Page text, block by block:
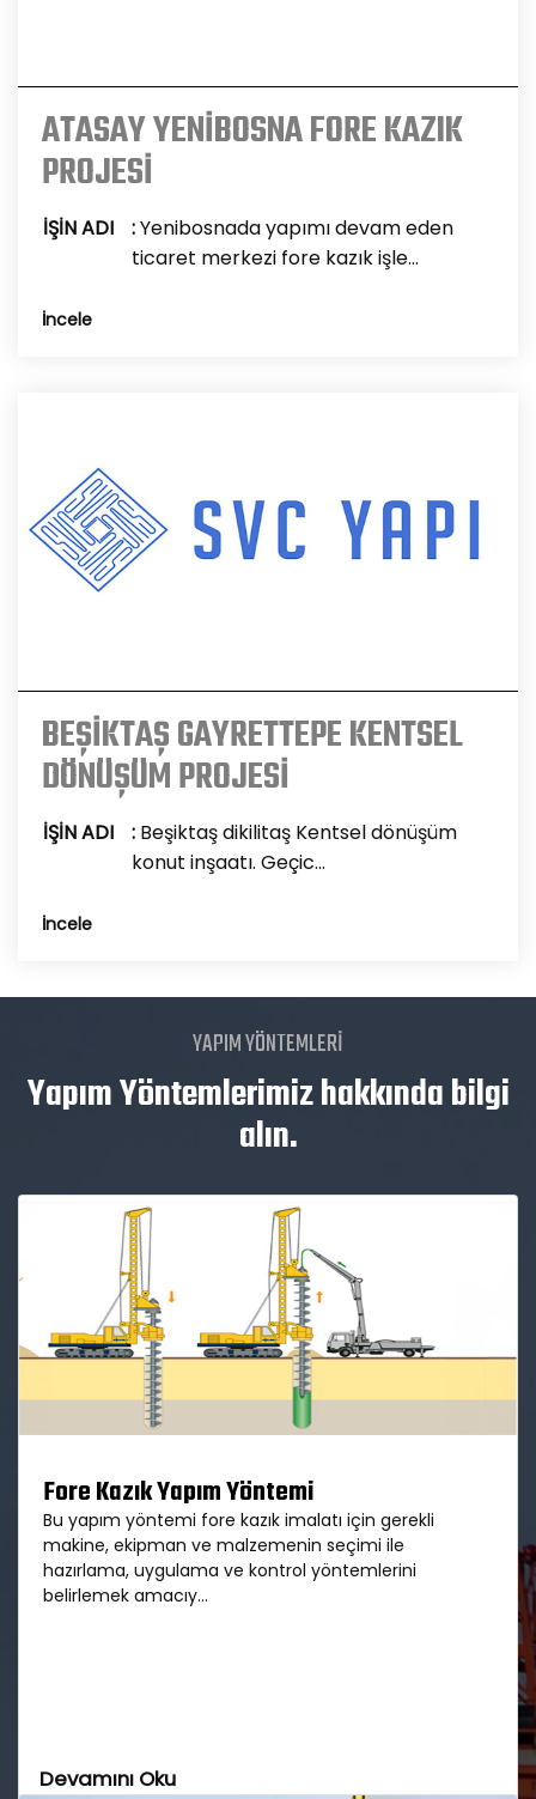
ATASAY YENİBOSNA FORE KAZIK
PROJESİ
İŞİN ADI :Yenibosnada yapımı devam eden
ticaret merkezi fore kazık işle...
İncele
BEŞİKTAŞ GAYRETTEPE KENTSEL
DÖNÜŞÜM PROJESİ
İŞİN ADI : Beşiktaş dikilitaş Kentsel dönüşüm
konut inşaatı. Geçic...
İncele
YAPIM YÖNTEMLERİ
Yapım Yöntemlerimiz hakkında bilgi
alın.
Fore Kazık Yapım Yöntemi
Bu yapım yöntemi fore kazık imalatı için gerekli
makine, ekipman ve malzemenin seçimi ile
hazırlama, uygulama ve kontrol yöntemlerini
belirlemek amacıy...
Devamını Oku